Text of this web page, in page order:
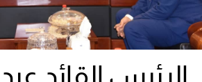
الرئيس القائد